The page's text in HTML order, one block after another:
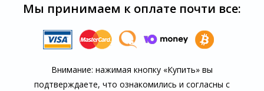
Мы принимаем к оплате почти все:
Внимание: нажимая кнопку «Купить» вы
подтверждаете, что озна­комились и согласны с